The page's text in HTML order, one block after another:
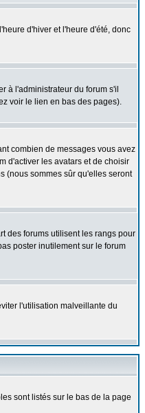
d'hiver et l'heure d'été, donc
à l'administrateur du forum s'il
voir le lien en bas des pages).
combien de messages vous avez
d'activer les avatars et de choisir
(nous sommes sûr qu'elles seront
des forums utilisent les rangs pour
poster inutilement sur le forum
l'utilisation malveillante du
sont listés sur le bas de la page